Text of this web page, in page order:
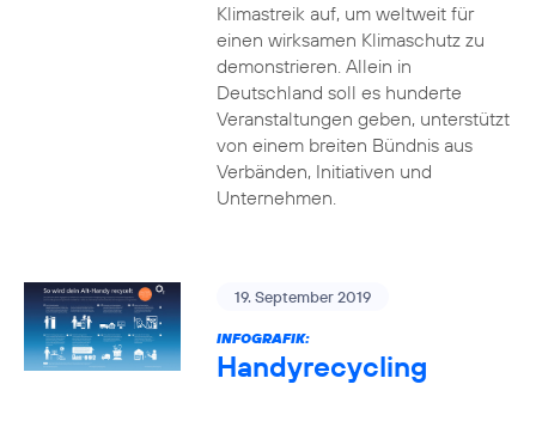
Klimastreik auf, um weltweit für
einen wirksamen Klimaschutz zu
demonstrieren. Allein in
Deutschland soll es hunderte
Veranstaltungen geben, unterstützt
von einem breiten Bündnis aus
Verbänden, Initiativen und
Unternehmen.
19. September 2019
INFOGRAFIK:
Handyrecycling